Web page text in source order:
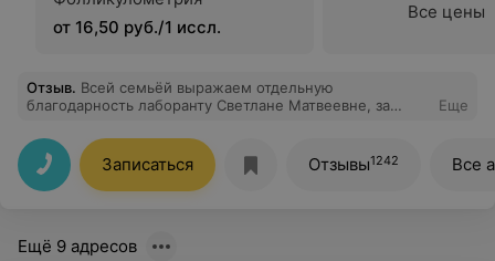
от 16,50 руб./1 иссл.
Все цены
Отзыв. Всей семьёй выражаем отдельную
благодарность лаборанту Светлане Матвеевне, за
тактичность и помощь в сложной ситуации. Спасибо
огромное, Вам, Светлана Матвеевна! Желаем Вам
успехов и благодарных пациентов! С уважением,
Ксюшенька, Кристина и Денис.
Еще
Записаться Отзывы1242 Все
Ещё 9 адресов